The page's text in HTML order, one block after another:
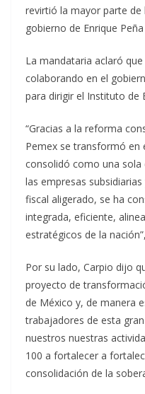
revirtió la mayor parte
gobierno de Enrique
La mandataria aclaró
colaborando en el
para dirigir el Instituto de
“Gracias a la reforma
Pemex se transformó en
consolidó como una sola
las empresas
fiscal aligerado, se ha
integrada, eficiente,
estratégicos de la
Por su lado, Carpio dijo
proyecto de
de México y, de manera
trabajadores de esta
nuestros nuestras
100 a fortalecer a
consolidación de la